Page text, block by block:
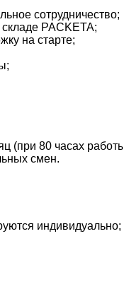
сотрудничество;
PACKETA;
на старте;
(при 80 часах
смен.
индивидуально;